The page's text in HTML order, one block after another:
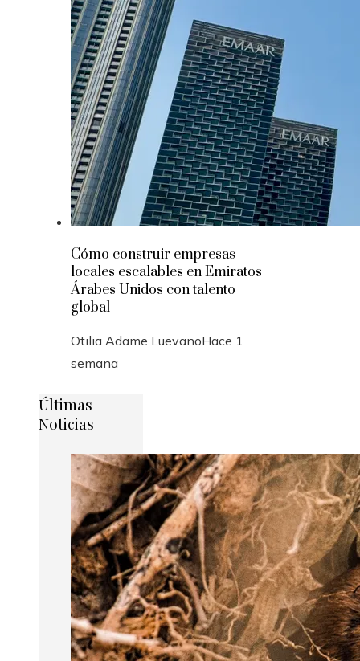
Cómo construir empresas
locales escalables en Emiratos
Árabes Unidos con talento
global
Otilia Adame LuevanoHace 1
semana
Últimas
Noticias